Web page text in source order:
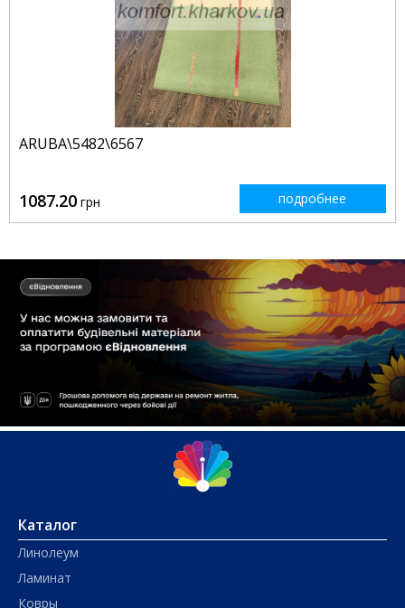
ARUBA\5482\6567
1087.20 грн подробнее
Каталог
Линолеум
Ламинат
Ковры